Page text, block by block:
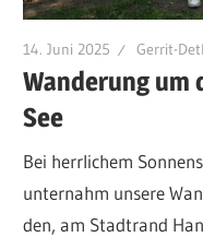
14. Juni 2025 Gerrit-
Wanderung um
See
Bei herrlichem
unternahm unsere
den, am Stadtrand